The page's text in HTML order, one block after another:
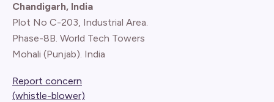
Chandigarh, India
Plot No C-203, Industrial Area.
Phase-8B. World Tech Towers
Mohali (Punjab). India
Report concern
(whistle-blower)